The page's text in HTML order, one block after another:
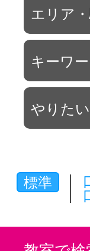
エリア
キーワ
やりた
標準